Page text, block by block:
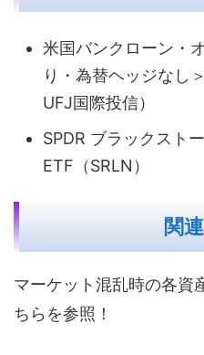
米国バンクローン・
り・為替ヘッジなし
UFJ国際投信）
SPDR ブラックスト
ETF（SRLN）
関
マーケット混乱時の各資
ちらを参照！